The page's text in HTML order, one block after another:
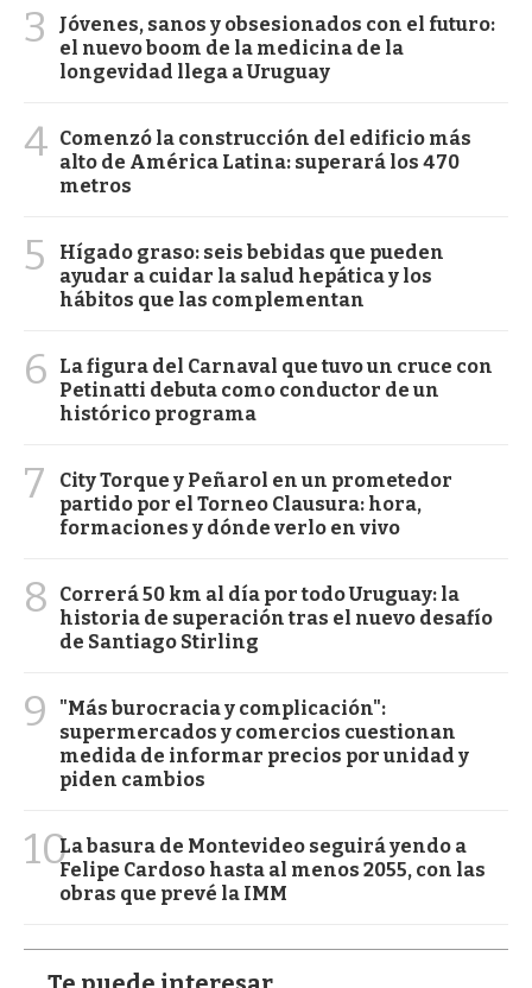
3
Jóvenes, sanos y obsesionados con el futuro:
el nuevo boom de la medicina de la
longevidad llega a Uruguay
4 Comenzó la construcción del edificio más
alto de América Latina: superará los 470
metros
5
Hígado graso: seis bebidas que pueden
ayudar a cuidar la salud hepática y los
hábitos que las complementan
6
La figura del Carnaval que tuvo un cruce con
Petinatti debuta como conductor de un
histórico programa
7
City Torque y Peñarol en un prometedor
partido por el Torneo Clausura: hora,
formaciones y dónde verlo en vivo
8
Correrá 50 km al día por todo Uruguay: la
historia de superación tras el nuevo desafío
de Santiago Stirling
9
"Más burocracia y complicación":
supermercados y comercios cuestionan
medida de informar precios por unidad y
piden cambios
10La basura de Montevideo seguirá yendo a
Felipe Cardoso hasta al menos 2055, con las
obras que prevé la IMM